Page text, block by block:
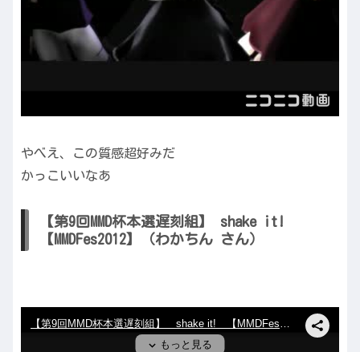
やべえ、この質感超好みだ
かっこいいなあ
【第9回MMD杯本選遅刻組】 shake it!
【MMDFes2012】（わかちん さん）